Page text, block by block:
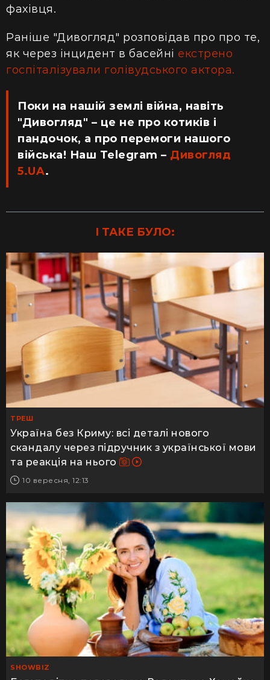
фахівця.
Раніше "Дивогляд" розповідав про про те,
як через інцидент в басейні екстрено
госпіталізували голівудського актора.
Поки на нашій землі війна, навіть
"Дивогляд" – це не про котиків і
пандочок, а про перемоги нашого
війська! Наш Telegram – Дивогляд
5.UA.
І ТАКЕ БУЛО:
ТРЕШ
Україна без Криму: всі деталі нового
скандалу через підручник з української мови
та реакція на нього
10 вересня, 12:13
SHOWBIZ